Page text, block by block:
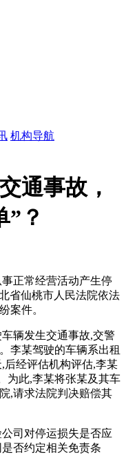
机构导航
通事故，
”？
正常经营活动产生停
省仙桃市人民法院依法
案件。
辆发生交通事故,交警
李某驾驶的车辆系出租
后经评估机构评估,李某
为此,李某将张某及其车
,请求法院判决赔偿其
司对停运损失是否应
否约定相关免责条